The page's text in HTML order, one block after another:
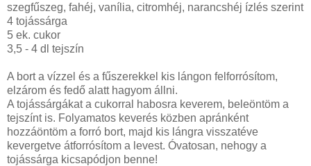
szegfűszeg, fahéj, vanília, citromhéj, narancshéj ízlés szerint
4 tojássárga
5 ek. cukor
3,5 - 4 dl tejszín
A bort a vízzel és a fűszerekkel kis lángon felforrósítom,
elzárom és fedő alatt hagyom állni.
A tojássárgákat a cukorral habosra keverem, beleöntöm a
tejszínt is. Folyamatos keverés közben apránként
hozzáöntöm a forró bort, majd kis lángra visszatéve
kevergetve átforrósítom a levest. Óvatosan, nehogy a
tojássárga kicsapódjon benne!